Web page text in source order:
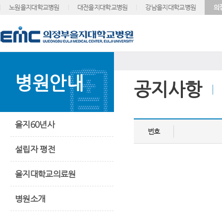
노원을지대학교병원 대전을지대학교병원 강남을지대학교병원 의
병원안내
을지60년사
설립자 평전
을지대학교의료원
병원소개
공지사항
번호